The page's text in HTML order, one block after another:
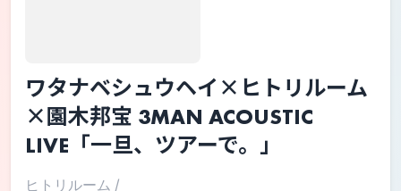
ワタナベシュウヘイ×ヒトリルーム
×園木邦宝 3MAN ACOUSTIC
LIVE「一旦、ツアーで。」
ヒトリルーム /